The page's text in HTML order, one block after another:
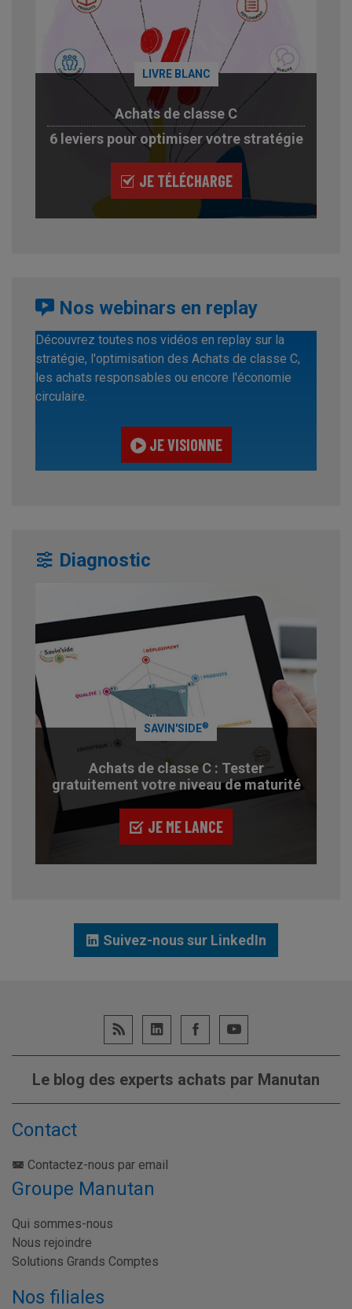
LIVRE BLANC
Achats de classe C
6 leviers pour optimiser votre stratégie
JE TÉLÉCHARGE
Nos webinars en replay
Découvrez toutes nos vidéos en replay sur la
stratégie, l'optimisation des Achats de classe C,
les achats responsables ou encore l'économie
circulaire.
JE VISIONNE
Diagnostic
SAVIN'SIDE®
Achats de classe C : Tester
gratuitement votre niveau de maturité
JE ME LANCE
Suivez-nous sur LinkedIn
Le blog des experts achats par Manutan
Contact
Contactez-nous par email
Groupe Manutan
Qui sommes-nous
Nous rejoindre
Solutions Grands Comptes
Nos filiales